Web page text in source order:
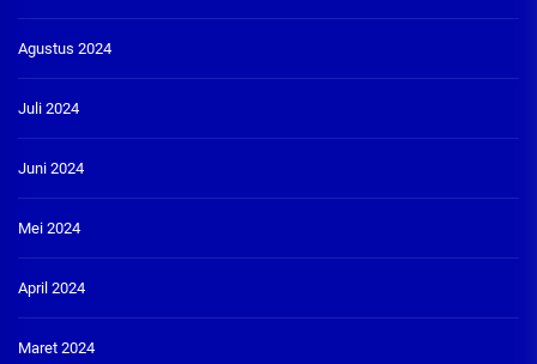
Agustus 2024
Juli 2024
Juni 2024
Mei 2024
April 2024
Maret 2024